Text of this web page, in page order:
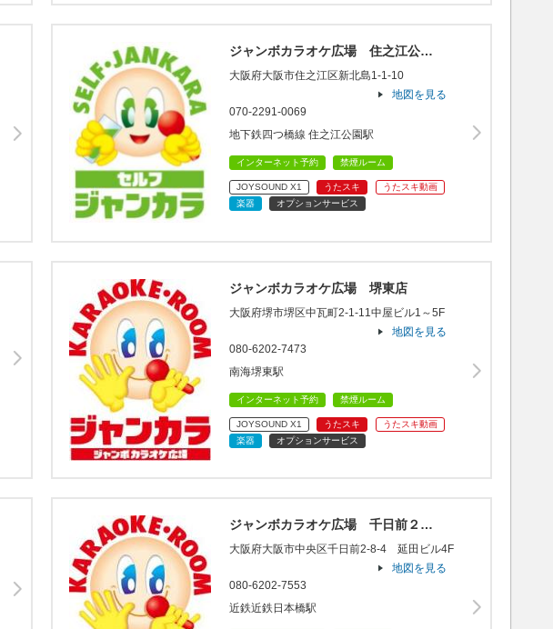
ジャンボカラオケ広場 住之江公…
大阪府大阪市住之江区新北島1-1-10
070-2291-0069
地下鉄四つ橋線 住之江公園駅
インターネット予約 禁煙ルーム
JOYSOUND X1 うたスキ
うたスキ動画
楽器
オプションサービス
地図を見る
ジャンボカラオケ広場 堺東店
大阪府堺市堺区中瓦町2-1-11中屋ビル1～5F
080-6202-7473
南海堺東駅
インターネット予約 禁煙ルーム
JOYSOUND X1 うたスキ
うたスキ動画
楽器
オプションサービス
地図を見る
ジャンボカラオケ広場 千日前２…
大阪府大阪市中央区千日前2-8-4 延田ビル4F
080-6202-7553
近鉄近鉄日本橋駅
地図を見る